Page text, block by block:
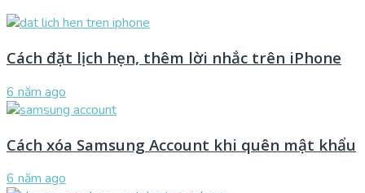
Cách đặt lịch hẹn, thêm lời nhắc trên iPhone
6 năm ago
Cách xóa Samsung Account khi quên mật khẩu
6 năm ago